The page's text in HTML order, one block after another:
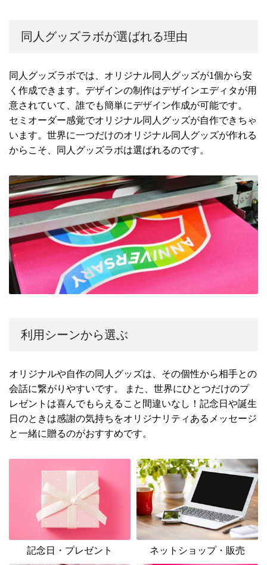
同人グッズラボが選ばれる理由
同人グッズラボでは、オリジナル同人グッズが1個から安
く作成できます。デザインの制作はデザインエディタが用
意されていて、誰でも簡単にデザイン作成が可能です。
セミオーダー感覚でオリジナル同人グッズが自作できちゃ
います。世界に一つだけのオリジナル同人グッズが作れる
からこそ、同人グッズラボは選ばれるのです。
利用シーンから選ぶ
オリジナルや自作の同人グッズは、その個性から相手との
会話に繋がりやすいです。 また、世界にひとつだけのプ
レゼントは喜んでもらえること間違いなし！記念日や誕生
日のときは感謝の気持ちをオリジナリティあるメッセージ
と一緒に贈るのがおすすめです。
記念日・プレゼント ネットショップ・販売